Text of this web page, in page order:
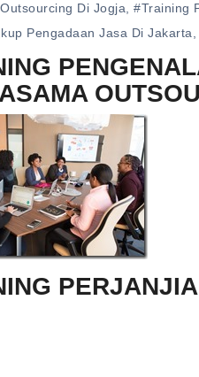
Di Jogja
#training
Pengadaan Jasa Di Jakarta